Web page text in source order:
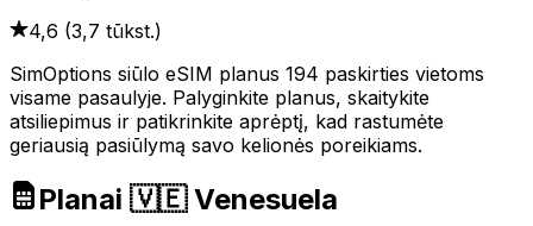
4,6 (3,7 tūkst.)
SimOptions siūlo eSIM planus 194 paskirties vietoms
visame pasaulyje. Palyginkite planus, skaitykite
atsiliepimus ir patikrinkite aprėptį, kad rastumėte
geriausią pasiūlymą savo kelionės poreikiams.
Planai 🇻🇪 Venesuela